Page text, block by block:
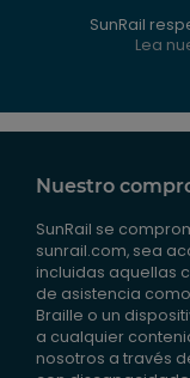
SunRail
Lea
Nuestro
SunRail se
sunrail.com, sea
incluidas aquellas
de asistencia
Braille o un
a cualquier
nosotros a través